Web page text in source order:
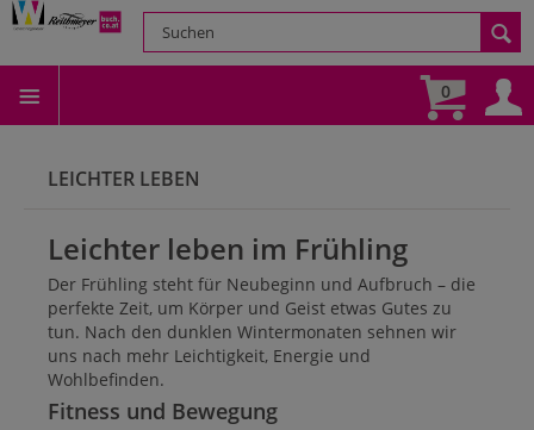
0
LEICHTER LEBEN
Leichter leben im Frühling
Der Frühling steht für Neubeginn und Aufbruch – die
perfekte Zeit, um Körper und Geist etwas Gutes zu
tun. Nach den dunklen Wintermonaten sehnen wir
uns nach mehr Leichtigkeit, Energie und
Wohlbefinden.
Fitness und Bewegung